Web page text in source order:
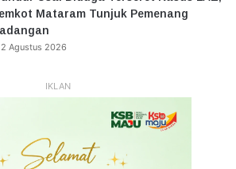
Mataram Tunjuk Pemenang
2 Agustus 2026
IKLAN